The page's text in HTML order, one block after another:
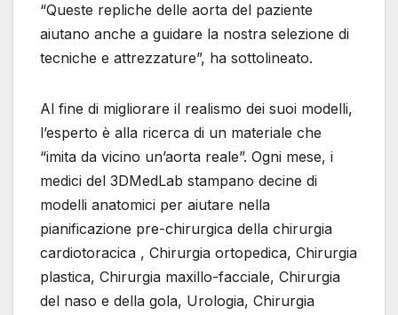
“Queste repliche delle aorta del paziente
aiutano anche a guidare la nostra selezione di
tecniche e attrezzature”, ha sottolineato.
Al fine di migliorare il realismo dei suoi modelli,
l’esperto è alla ricerca di un materiale che
“imita da vicino un’aorta reale”. Ogni mese, i
medici del 3DMedLab stampano decine di
modelli anatomici per aiutare nella
pianificazione pre-chirurgica della chirurgia
cardiotoracica , Chirurgia ortopedica, Chirurgia
plastica, Chirurgia maxillo-facciale, Chirurgia
del naso e della gola, Urologia, Chirurgia